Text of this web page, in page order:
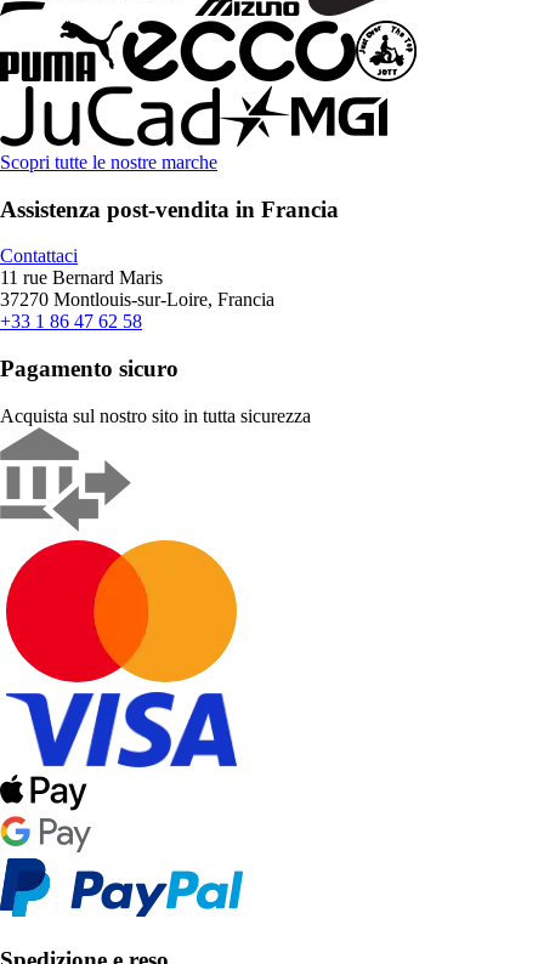
Scopri tutte le nostre marche
Assistenza post-vendita in Francia
Contattaci
11 rue Bernard Maris
37270 Montlouis-sur-Loire, Francia
+33 1 86 47 62 58
Pagamento sicuro
Acquista sul nostro sito in tutta sicurezza